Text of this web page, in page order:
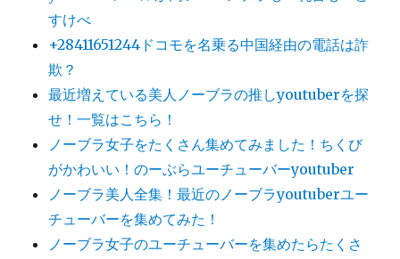
すけべ
+28411651244ドコモを名乗る中国経由の電話は詐
欺？
最近増えている美人ノーブラの推しyoutuberを探
せ！一覧はこちら！
ノーブラ女子をたくさん集めてみました！ちくび
がかわいい！のーぶらユーチューバーyoutuber
ノーブラ美人全集！最近のノーブラyoutuberユー
チューバーを集めてみた！
ノーブラ女子のユーチューバーを集めたらたくさ